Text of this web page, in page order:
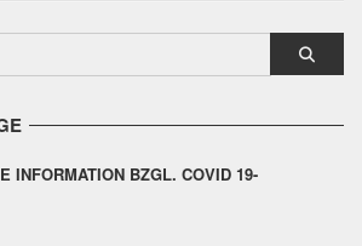
INFORMATION BZGL. COVID 19-